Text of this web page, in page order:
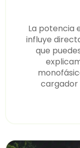
La potencia
influye
que
cargador